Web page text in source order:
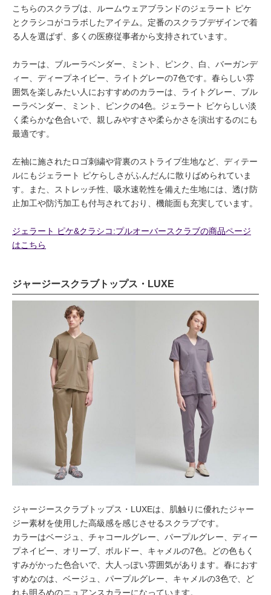
こちらのスクラブは、ルームウェアブランドのジェラート ピケ
とクラシコがコラボしたアイテム。定番のスクラブデザインで着
る人を選ばず、多くの医療従事者から支持されています。
カラーは、ブルーラベンダー、ミント、ピンク、白、バーガンデ
ィー、ディープネイビー、ライトグレーの7色です。春らしい雰
囲気を楽しみたい人におすすめのカラーは、ライトグレー、ブル
ーラベンダー、ミント、ピンクの4色。ジェラート ピケらしい淡
く柔らかな色合いで、親しみやすさや柔らかさを演出するのにも
最適です。
左袖に施されたロゴ刺繍や背裏のストライプ生地など、ディテー
ルにもジェラート ピケらしさがふんだんに散りばめられていま
す。また、ストレッチ性、吸水速乾性を備えた生地には、透け防
止加工や防汚加工も付与されており、機能面も充実しています。
ジェラート ピケ&クラシコ:プルオーバースクラブの商品ページ
はこちら
ジャージースクラブトップス・LUXE
ジャージースクラブトップス・LUXEは、肌触りに優れたジャー
ジー素材を使用した高級感を感じさせるスクラブです。
カラーはベージュ、チャコールグレー、パープルグレー、ディー
プネイビー、オリーブ、ボルドー、キャメルの7色。どの色もく
すみがかった色合いで、大人っぽい雰囲気があります。春におす
すめなのは、ベージュ、パープルグレー、キャメルの3色で、ど
れも明るめのニュアンスカラーになっています。